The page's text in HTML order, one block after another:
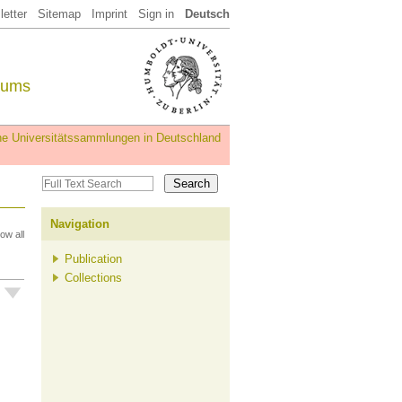
Sitemap Imprint Sign in Deutsch
Universitätssammlungen in Deutschland
all
Navigation
Publication
Collections